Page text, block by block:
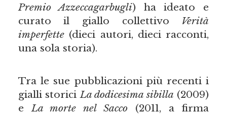
Premio Azzeccagarbugli) ha ideato e
curato il giallo collettivo Verità
imperfette(dieci autori, dieci racconti,
una sola storia).
Tra le sue pubblicazioni più recenti i
gialli storiciLa dodicesima sibilla (2009)
eLa morte nel Sacco(2011, a firma